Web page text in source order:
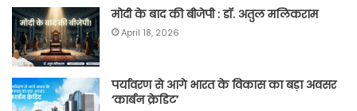
मोदी के बाद की बीजेपी : डॉ. अतुल मलिकराम
April 18, 2026
पर्यावरण से आगे भारत के विकास का बड़ा अवसर
‘कार्बन क्रेडिट’